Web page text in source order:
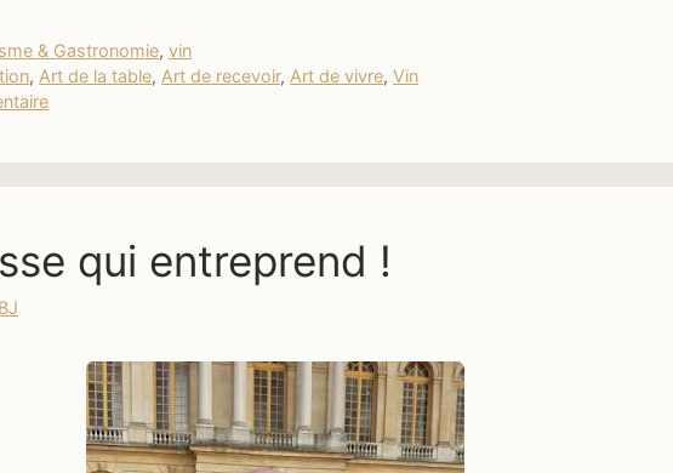
& Gastronomie,vin
, Art de la table, Art de recevoir, Art de vivre,Vin
qui entreprend !